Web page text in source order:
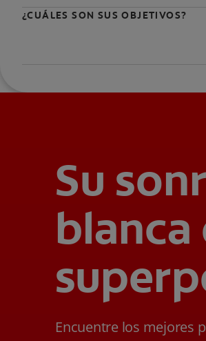
¿CUÁLES SON SUS OBJETIVOS?
Su
blanca
Encuentre los mejores